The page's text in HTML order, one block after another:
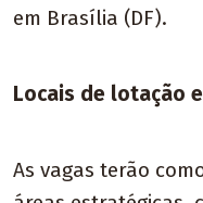
em Brasília (DF).
Locais de lotação
As vagas terão